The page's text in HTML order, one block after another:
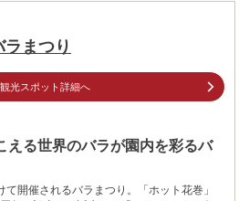
ります。最新の内容はご利用前にご自身でお
ざっております。正しい金額はご利用前にご
まつり
観光スポット詳細へ
る世界のバラが園内を彩るバ
開催されるバラまつり。「ホット花巻」